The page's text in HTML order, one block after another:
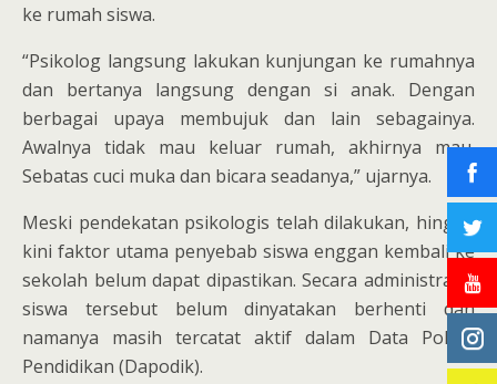
ke rumah siswa.
“Psikolog langsung lakukan kunjungan ke rumahnya
dan bertanya langsung dengan si anak. Dengan
berbagai upaya membujuk dan lain sebagainya.
Awalnya tidak mau keluar rumah, akhirnya mau.
Sebatas cuci muka dan bicara seadanya,” ujarnya.
Meski pendekatan psikologis telah dilakukan, hingga
kini faktor utama penyebab siswa enggan kembali ke
sekolah belum dapat dipastikan. Secara administratif,
siswa tersebut belum dinyatakan berhenti dan
namanya masih tercatat aktif dalam Data Pokok
Pendidikan (Dapodik).